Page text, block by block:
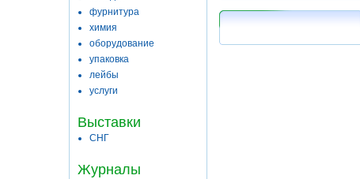
фурнитура
химия
оборудование
упаковка
лейбы
услуги
Выставки
СНГ
Журналы